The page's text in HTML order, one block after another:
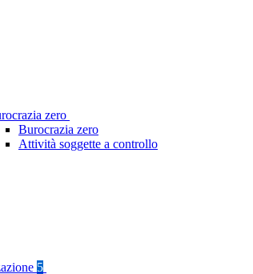
zero
Burocrazia zero
Attività soggette a controllo
5